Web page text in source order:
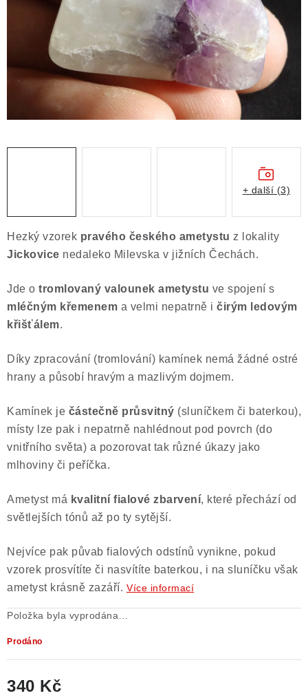
NALEZIŠTĚ
NÁŠ PŘÍBĚH
VIDEOGALERIE
Výkup minerálů a drahých kamenů
Formulář pro odstoupení od smlouvy
Poučení o právu na odstoupení od smlouvy
Hezký vzorek pravého českého ametystu z lokality
Jickovice nedaleko Milevska v jižních Čechách.
Jde o tromlovaný valounek ametystu ve spojení s
mléčným křemenem a velmi nepatrně i čirým ledovým
křišťálem.
Díky zpracování (tromlování) kamínek nemá žádné ostré
hrany a působí hravým a mazlivým dojmem.
Kamínek je částečně průsvitný (sluníčkem či baterkou),
místy lze pak i nepatrně nahlédnout pod povrch (do
vnitřního světa) a pozorovat tak různé úkazy jako
mlhoviny či peříčka.
Ametyst má kvalitní fialové zbarvení, které přechází od
světlejších tónů až po ty sytější.
Nejvíce pak půvab fialových odstínů vynikne, pokud
vzorek prosvítíte či nasvítíte baterkou, i na sluníčku však
ametyst krásně zazáří. Více informací
Položka byla vyprodána…
Prodáno
340 Kč
+ další (3)